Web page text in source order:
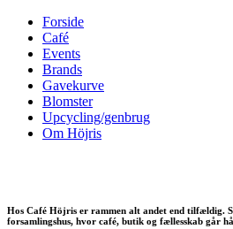
Forside
Café
Events
Brands
Gavekurve
Blomster
Upcycling/genbrug
Om Höjris
Hos Café Höjris er rammen alt andet end tilfældig.
forsamlingshus, hvor café, butik og fællesskab går